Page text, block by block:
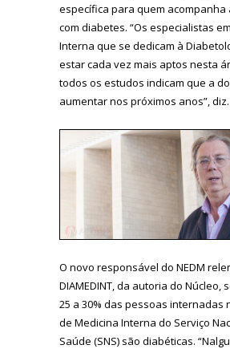
específica para quem acompanha
com diabetes. “Os especialistas
Interna que se dedicam à
estar cada vez mais aptos nesta
todos os estudos indicam que a
aumentar nos próximos anos”, diz.
O novo responsável do NEDM
DIAMEDINT, da autoria do Núcleo,
25 a 30% das pessoas internadas
de Medicina Interna do Serviço
Saúde (SNS) são diabéticas.